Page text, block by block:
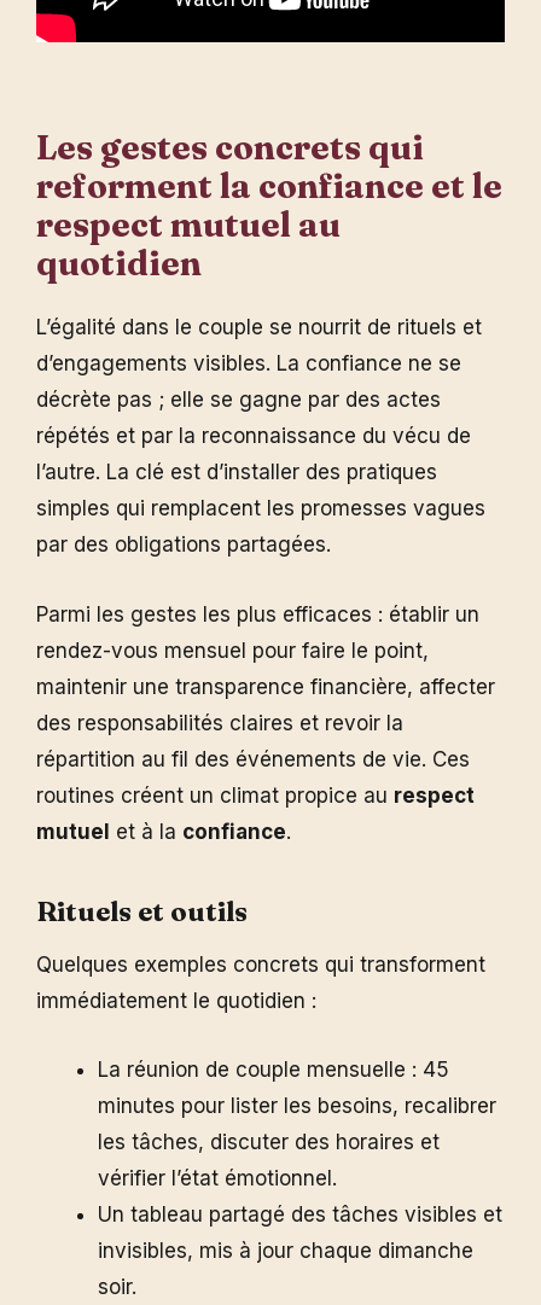
Les gestes concrets qui
reforment la confiance et le
respect mutuel au
quotidien
L’égalité dans le couple se nourrit de rituels et
d’engagements visibles. La confiance ne se
décrète pas ; elle se gagne par des actes
répétés et par la reconnaissance du vécu de
l’autre. La clé est d’installer des pratiques
simples qui remplacent les promesses vagues
par des obligations partagées.
Parmi les gestes les plus efficaces : établir un
rendez-vous mensuel pour faire le point,
maintenir une transparence financière, affecter
des responsabilités claires et revoir la
répartition au fil des événements de vie. Ces
routines créent un climat propice au respect
mutuel et à la confiance.
Rituels et outils
Quelques exemples concrets qui transforment
immédiatement le quotidien :
La réunion de couple mensuelle : 45
minutes pour lister les besoins, recalibrer
les tâches, discuter des horaires et
vérifier l’état émotionnel.
Un tableau partagé des tâches visibles et
invisibles, mis à jour chaque dimanche
soir.